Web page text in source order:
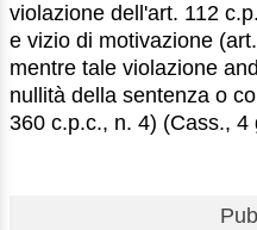
violazione dell'art. 112
e vizio di motivazione
mentre tale violazione
nullità della sentenza o
360 c.p.c., n. 4) (Cass.,